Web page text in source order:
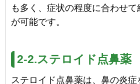
も多く、症状の程度に合わせて
が可能です。
2-2.ステロイド点鼻薬
ステロイド点鼻薬は、鼻の炎症